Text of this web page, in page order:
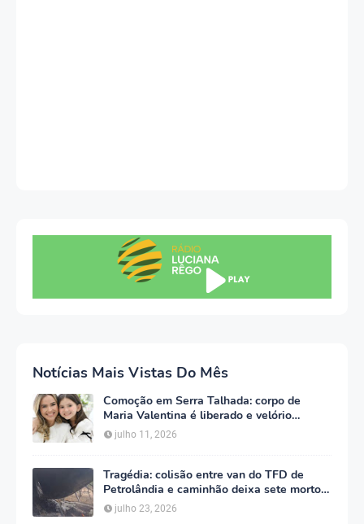
Notícias Mais Vistas Do Mês
Comoção em Serra Talhada: corpo de
Maria Valentina é liberado e velório
começa às 5h deste domingo
julho 11, 2026
Tragédia: colisão entre van do TFD de
Petrolândia e caminhão deixa sete mortos
em Floresta
julho 23, 2026